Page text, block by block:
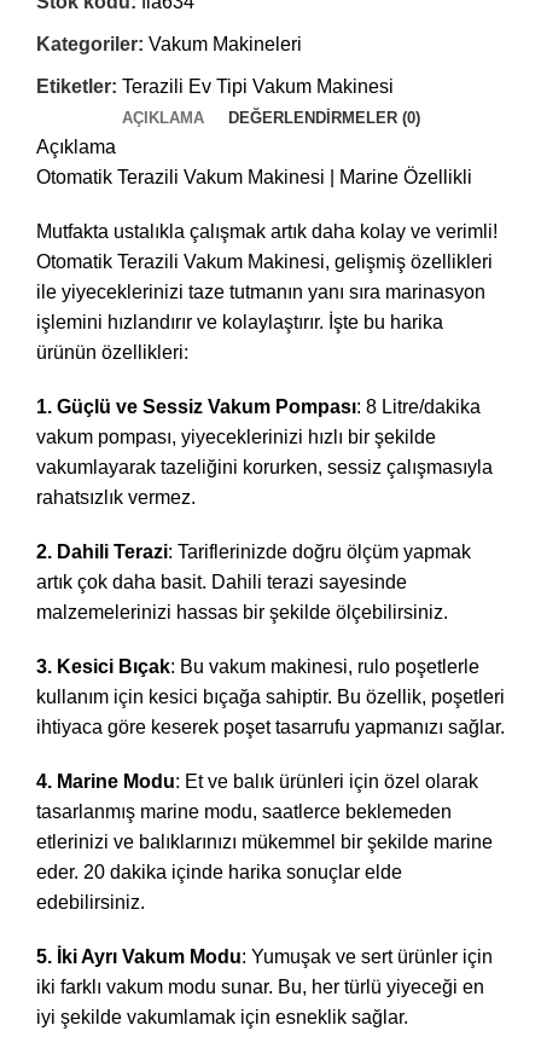
Kategoriler: Vakum Makineleri
Etiketler: Terazili Ev Tipi Vakum Makinesi
AÇIKLAMA DEĞERLENDIRMELER (0)
Açıklama
Otomatik Terazili Vakum Makinesi | Marine Özellikli
Mutfakta ustalıkla çalışmak artık daha kolay ve verimli!
Otomatik Terazili Vakum Makinesi, gelişmiş özellikleri
ile yiyeceklerinizi taze tutmanın yanı sıra marinasyon
işlemini hızlandırır ve kolaylaştırır. İşte bu harika
ürünün özellikleri:
1. Güçlü ve Sessiz Vakum Pompası: 8 Litre/dakika
vakum pompası, yiyeceklerinizi hızlı bir şekilde
vakumlayarak tazeliğini korurken, sessiz çalışmasıyla
rahatsızlık vermez.
2. Dahili Terazi: Tariflerinizde doğru ölçüm yapmak
artık çok daha basit. Dahili terazi sayesinde
malzemelerinizi hassas bir şekilde ölçebilirsiniz.
3. Kesici Bıçak: Bu vakum makinesi, rulo poşetlerle
kullanım için kesici bıçağa sahiptir. Bu özellik, poşetleri
ihtiyaca göre keserek poşet tasarrufu yapmanızı sağlar.
4. Marine Modu: Et ve balık ürünleri için özel olarak
tasarlanmış marine modu, saatlerce beklemeden
etlerinizi ve balıklarınızı mükemmel bir şekilde marine
eder. 20 dakika içinde harika sonuçlar elde
edebilirsiniz.
5. İki Ayrı Vakum Modu: Yumuşak ve sert ürünler için
iki farklı vakum modu sunar. Bu, her türlü yiyeceği en
iyi şekilde vakumlamak için esneklik sağlar.